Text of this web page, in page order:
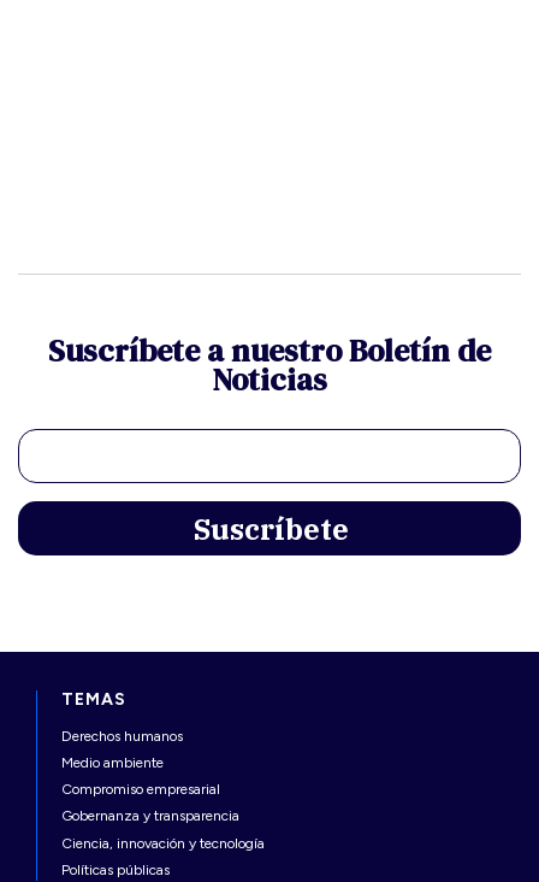
Suscríbete a nuestro Boletín de
Noticias
TEMAS
Derechos humanos
Medio ambiente
Compromiso empresarial
Gobernanza y transparencia
Ciencia, innovación y tecnología
Políticas públicas